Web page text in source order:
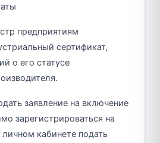
предприятиям
сертификат,
о его статусе
заявление на включение
зарегистрироваться на
кабинете подать